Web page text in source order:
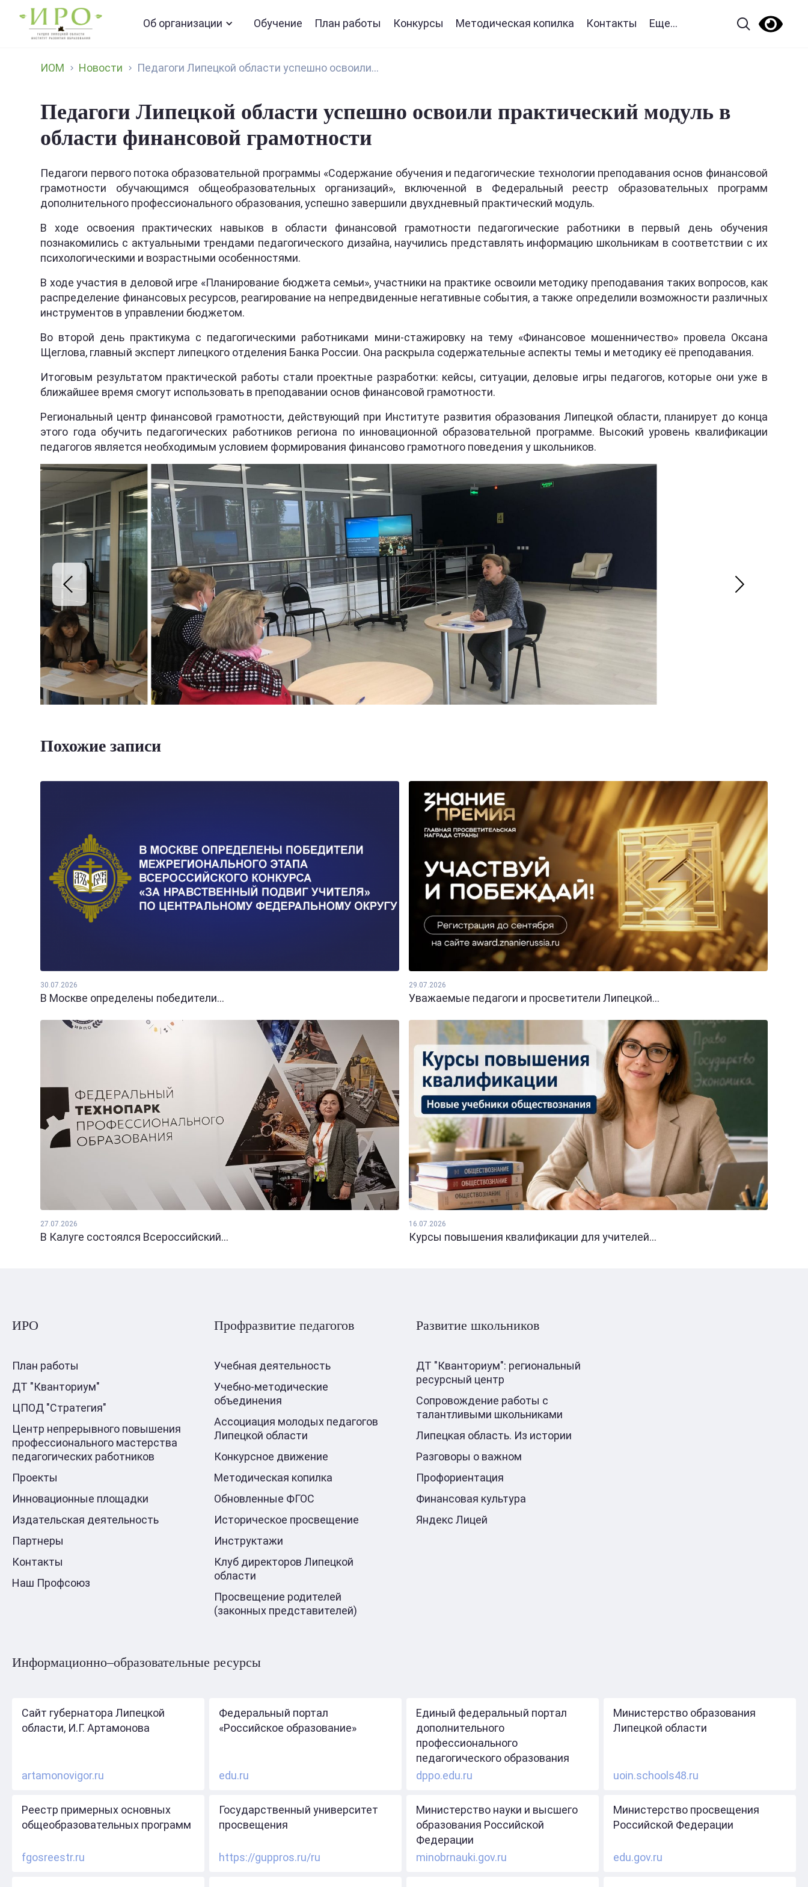
Об организации Обучение План работы Конкурсы Методическая копилка Контакты Еще...
ИОМ Новости Педагоги Липецкой области успешно освоили...
Педагоги Липецкой области успешно освоили практический модуль в
области финансовой грамотности
Педагоги первого потока образовательной программы «Содержание обучения и педагогические технологии преподавания основ финансовой
грамотности обучающимся общеобразовательных организаций», включенной в Федеральный реестр образовательных программ
дополнительного профессионального образования, успешно завершили двухдневный практический модуль.
В ходе освоения практических навыков в области финансовой грамотности педагогические работники в первый день обучения
познакомились с актуальными трендами педагогического дизайна, научились представлять информацию школьникам в соответствии с их
психологическими и возрастными особенностями.
В ходе участия в деловой игре «Планирование бюджета семьи», участники на практике освоили методику преподавания таких вопросов, как
распределение финансовых ресурсов, реагирование на непредвиденные негативные события, а также определили возможности различных
инструментов в управлении бюджетом.
Во второй день практикума с педагогическими работниками мини-стажировку на тему «Финансовое мошенничество» провела Оксана
Щеглова, главный эксперт липецкого отделения Банка России. Она раскрыла содержательные аспекты темы и методику её преподавания.
Итоговым результатом практической работы стали проектные разработки: кейсы, ситуации, деловые игры педагогов, которые они уже в
ближайшее время смогут использовать в преподавании основ финансовой грамотности.
Региональный центр финансовой грамотности, действующий при Институте развития образования Липецкой области, планирует до конца
этого года обучить педагогических работников региона по инновационной образовательной программе. Высокий уровень квалификации
педагогов является необходимым условием формирования финансово грамотного поведения у школьников.
Похожие записи
30.07.2026
В Москве определены победители...
29.07.2026
Уважаемые педагоги и просветители Липецкой...
27.07.2026
В Калуге состоялся Всероссийский...
16.07.2026
Курсы повышения квалификации для учителей...
ИРО
План работы
ДТ "Кванториум"
ЦПОД "Стратегия"
Центр непрерывного повышения
профессионального мастерства
педагогических работников
Проекты
Инновационные площадки
Издательская деятельность
Партнеры
Контакты
Наш Профсоюз
Профразвитие педагогов
Учебная деятельность
Учебно-методические
объединения
Ассоциация молодых педагогов
Липецкой области
Конкурсное движение
Методическая копилка
Обновленные ФГОС
Историческое просвещение
Инструктажи
Клуб директоров Липецкой
области
Просвещение родителей
(законных представителей)
Развитие школьников
ДТ "Кванториум": региональный
ресурсный центр
Сопровождение работы с
талантливыми школьниками
Липецкая область. Из истории
Разговоры о важном
Профориентация
Финансовая культура
Яндекс Лицей
Информационно–образовательные ресурсы
Сайт губернатора Липецкой
области, И.Г. Артамонова
artamonovigor.ru
Федеральный портал
«Российское образование»
edu.ru
Единый федеральный портал
дополнительного
профессионального
педагогического образования
dppo.edu.ru
Министерство образования
Липецкой области
uoin.schools48.ru
Реестр примерных основных
общеобразовательных программ
fgosreestr.ru
Государственный университет
просвещения
https://guppros.ru/ru
Министерство науки и высшего
образования Российской
Федерации
minobrnauki.gov.ru
Министерство просвещения
Российской Федерации
edu.gov.ru